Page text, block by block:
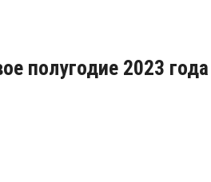
полугодие 2023 года